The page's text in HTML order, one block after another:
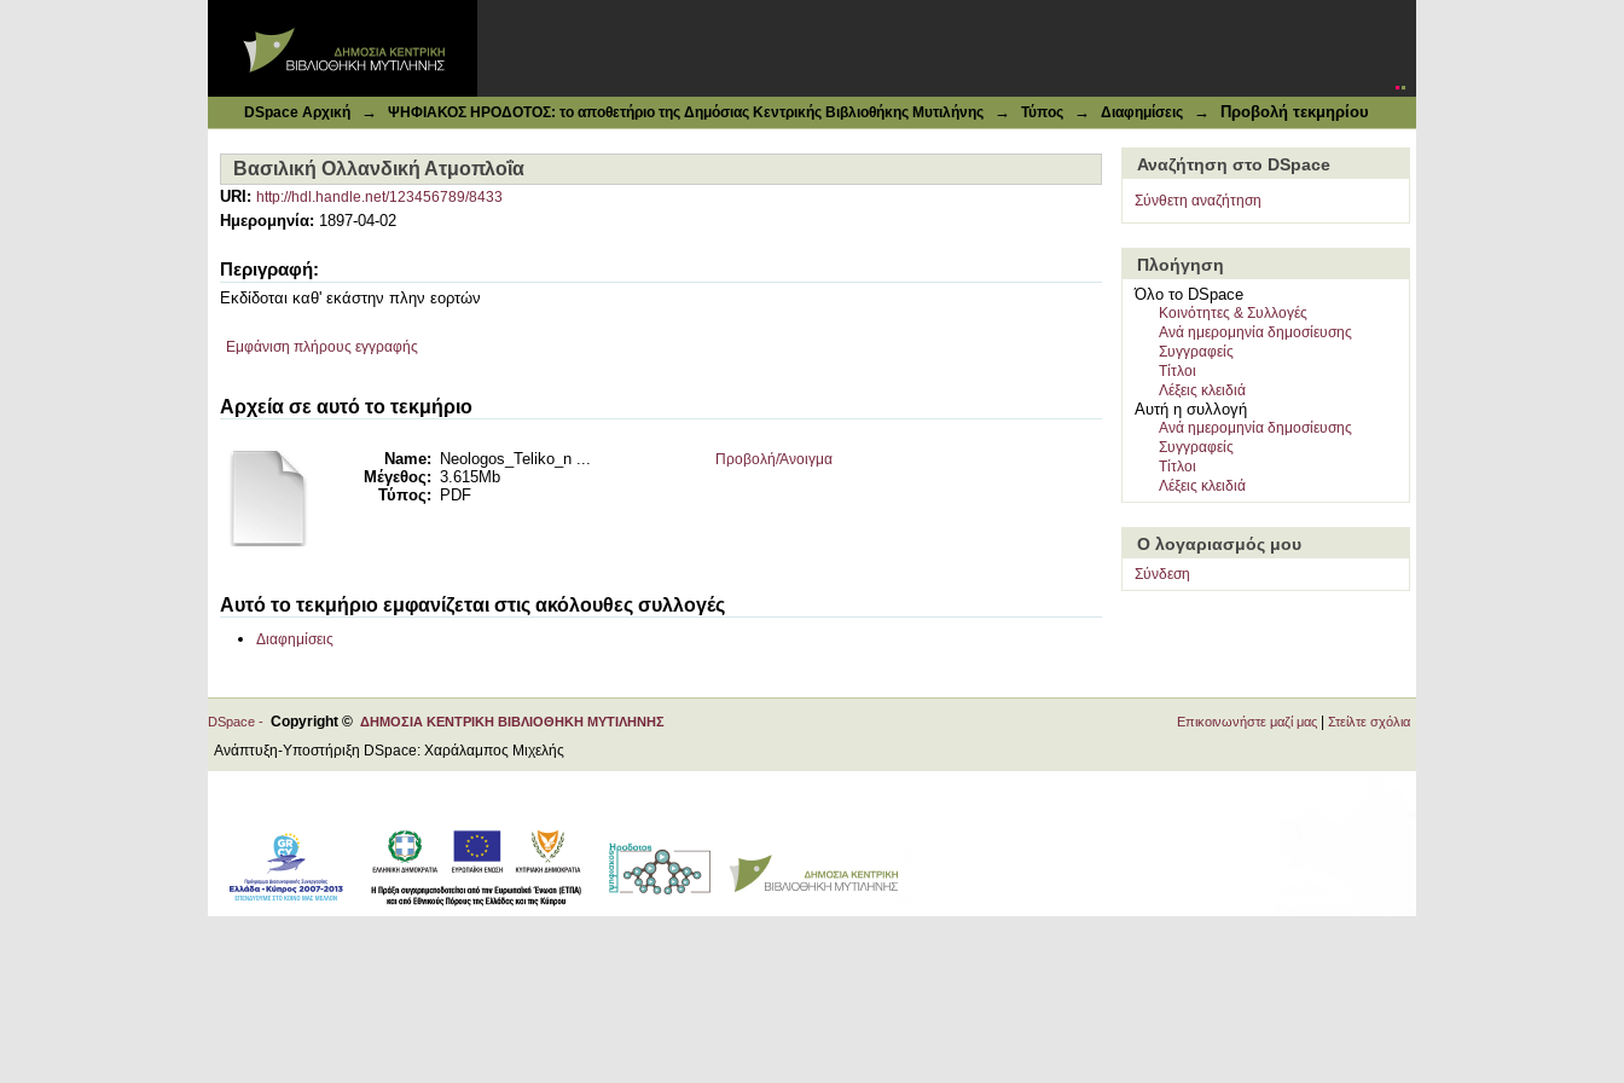
DSpace Αρχική → ΨΗΦΙΑΚΟΣ ΗΡΟΔΟΤΟΣ: το αποθετήριο της Δημόσιας Κεντρικής Βιβλιοθήκης Μυτιλήνης → Τύπος → Διαφημίσεις → Προβολή τεκμηρίου
Βασιλική Ολλανδική Ατμοπλοΐα
URI: http://hdl.handle.net/123456789/8433
Ημερομηνία: 1897-04-02
Περιγραφή:
Εκδίδοται καθ' εκάστην πλην εορτών
Εμφάνιση πλήρους εγγραφής
Αρχεία σε αυτό το τεκμήριο
Name:
Neologos_Teliko_n ...
Μέγεθος: 3.615Mb
Τύπος:
PDF
Προβολή/Άνοιγμα
Αυτό το τεκμήριο εμφανίζεται στις ακόλουθες συλλογές
Διαφημίσεις
Αναζήτηση στο DSpace
Σύνθετη αναζήτηση
Πλοήγηση
Όλο το DSpace
Κοινότητες & Συλλογές
Ανά ημερομηνία δημοσίευσης
Συγγραφείς
Τίτλοι
Λέξεις κλειδιά
Αυτή η συλλογή
Ανά ημερομηνία δημοσίευσης
Συγγραφείς
Τίτλοι
Λέξεις κλειδιά
Ο λογαριασμός μου
Σύνδεση
DSpace - Copyright © ΔΗΜΟΣΙΑ ΚΕΝΤΡΙΚΗ ΒΙΒΛΙΟΘΗΚΗ ΜΥΤΙΛΗΝΗΣ
Ανάπτυξη-Υποστήριξη DSpace: Χαράλαμπος Μιχελής
Επικοινωνήστε μαζί μας Στείλτε σχόλια